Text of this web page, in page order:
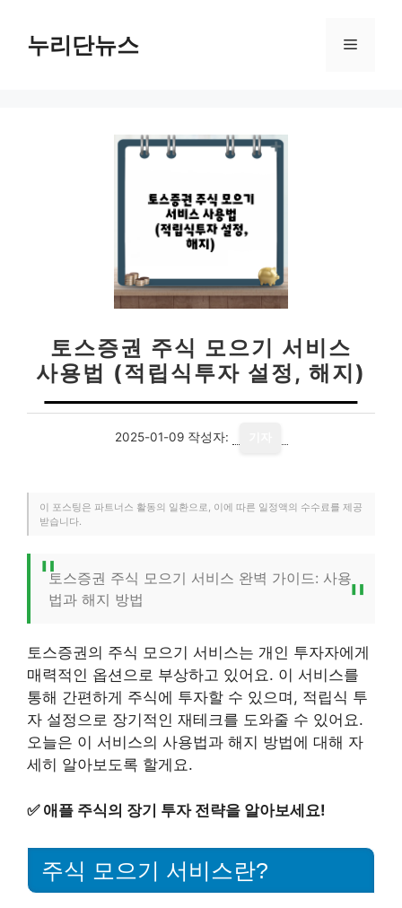
누리단뉴스 메
토스증권 주식 모으기 서비스
사용법 (적립식투자 설정, 해지)
2025-01-09 작성자:
이 포스팅은 파트너스 활동의 일환으로, 이에 따른 일정액의 수수료를 제공
받습니다.
토스증권 주식 모으기 서비스 완벽 가이드: 사용
법과 해지 방법
토스증권의 주식 모으기 서비스는 개인 투자자에게
매력적인 옵션으로 부상하고 있어요. 이 서비스를
통해 간편하게 주식에 투자할 수 있으며, 적립식 투
자 설정으로 장기적인 재테크를 도와줄 수 있어요.
오늘은 이 서비스의 사용법과 해지 방법에 대해 자
세히 알아보도록 할게요.
✅ 애플 주식의 장기 투자 전략을 알아보세요!
주식 모으기 서비스란?